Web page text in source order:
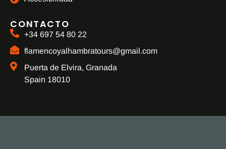
CONTACTO
+34 697 54 80 22
flamencoyalhambratours@gmail.com
Puerta de Elvira, Granada
Spain 18010